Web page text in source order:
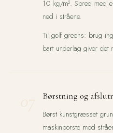
10 kg/m². Spred med
ned i stråene.
Til golf greens: brug
bart underlag giver det
Børstning og
Børst kunstgræsset
maskinborste mod